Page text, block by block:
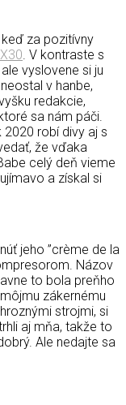
za pozitívny
. V kontraste s
vyslovene si ju
v hanbe,
redakcie,
sa nám páči.
robí divy aj s
že vďaka
celý deň vieme
a získal si
jeho ”crème de la
Názov
to bola preňho
zákernému
strojmi, si
aj mňa, takže to
Ale nedajte sa